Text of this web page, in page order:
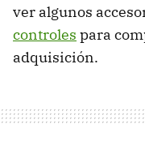
ver algunos
controles para
adquisición.